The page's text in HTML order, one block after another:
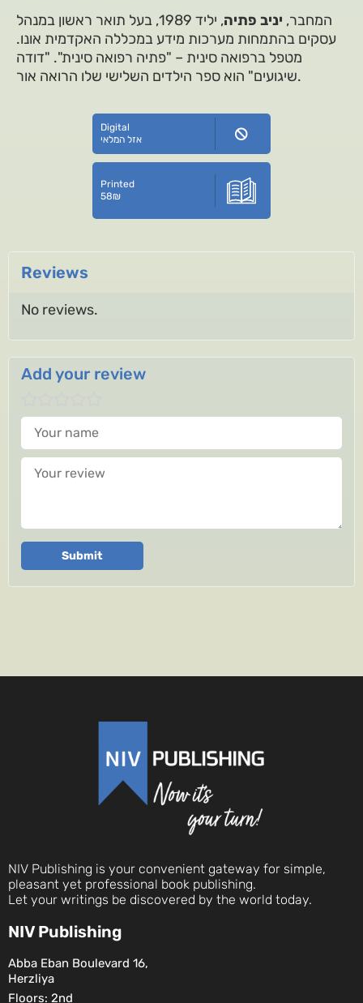
המחבר, יניב פתיה
, יליד 1989, בעל תואר ראשון במנהל
עסקים בהתמחות מערכות מידע במכללה האקדמית אונו.
מטפל ברפואה סינית – "פתיה רפואה סינית". "דודה
שיגועים" הוא ספר הילדים השלישי שלו הרואה אור.
Digital
אזל המלאי
Printed
58₪
Reviews
No reviews.
Add your review
Your name
Your review
Submit
NIV Publishing is your convenient gateway for simple,
pleasant yet professional book publishing.
Let your writings be discovered by the world today.
NIV Publishing
Abba Eban Boulevard 16,
Herzliya
Floors: 2nd